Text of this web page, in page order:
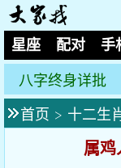
星座
配对 手
八字终身详批
首页 > 十二生
属